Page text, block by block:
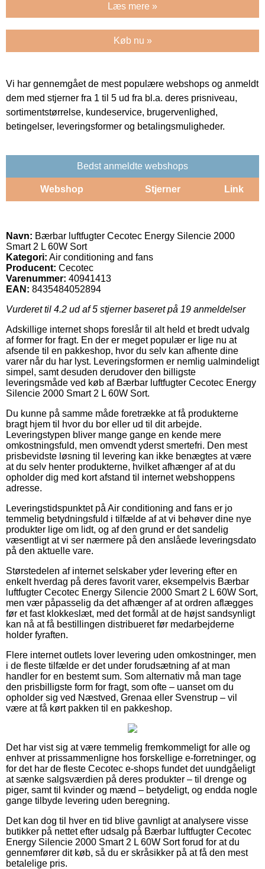
Læs mere »
Køb nu »
Vi har gennemgået de mest populære webshops og anmeldt
dem med stjerner fra 1 til 5 ud fra bl.a. deres prisniveau,
sortimentstørrelse, kundeservice, brugervenlighed,
betingelser, leveringsformer og betalingsmuligheder.
Bedst anmeldte webshops
Webshop Stjerner Link
Navn: Bærbar luftfugter Cecotec Energy Silencie 2000
Smart 2 L 60W Sort
Kategori: Air conditioning and fans
Producent: Cecotec
Varenummer: 40941413
EAN: 8435484052894
Vurderet til 4.2 ud af 5 stjerner baseret på 19 anmeldelser
Adskillige internet shops foreslår til alt held et bredt udvalg
af former for fragt. En der er meget populær er lige nu at
afsende til en pakkeshop, hvor du selv kan afhente dine
varer når du har lyst. Leveringsformen er nemlig ualmindeligt
simpel, samt desuden derudover den billigste
leveringsmåde ved køb af Bærbar luftfugter Cecotec Energy
Silencie 2000 Smart 2 L 60W Sort.
Du kunne på samme måde foretrække at få produkterne
bragt hjem til hvor du bor eller ud til dit arbejde.
Leveringstypen bliver mange gange en kende mere
omkostningsfuld, men omvendt yderst smertefri. Den mest
prisbevidste løsning til levering kan ikke benægtes at være
at du selv henter produkterne, hvilket afhænger af at du
opholder dig med kort afstand til internet webshoppens
adresse.
Leveringstidspunktet på Air conditioning and fans er jo
temmelig betydningsfuld i tilfælde af at vi behøver dine nye
produkter lige om lidt, og af den grund er det sandelig
væsentligt at vi ser nærmere på den anslåede leveringsdato
på den aktuelle vare.
Størstedelen af internet selskaber yder levering efter en
enkelt hverdag på deres favorit varer, eksempelvis Bærbar
luftfugter Cecotec Energy Silencie 2000 Smart 2 L 60W Sort,
men vær påpasselig da det afhænger af at ordren aflægges
før et fast klokkeslæt, med det formål at de højst sandsynligt
kan nå at få bestillingen distribueret før medarbejderne
holder fyraften.
Flere internet outlets lover levering uden omkostninger, men
i de fleste tilfælde er det under forudsætning af at man
handler for en bestemt sum. Som alternativ må man tage
den prisbilligste form for fragt, som ofte – uanset om du
opholder sig ved Næstved, Grenaa eller Svenstrup – vil
være at få kørt pakken til en pakkeshop.
Det har vist sig at være temmelig fremkommeligt for alle og
enhver at prissammenligne hos forskellige e-forretninger, og
for det har de fleste Cecotec e-shops fundet det uundgåeligt
at sænke salgsværdien på deres produkter – til drenge og
piger, samt til kvinder og mænd – betydeligt, og endda nogle
gange tilbyde levering uden beregning.
Det kan dog til hver en tid blive gavnligt at analysere visse
butikker på nettet efter udsalg på Bærbar luftfugter Cecotec
Energy Silencie 2000 Smart 2 L 60W Sort forud for at du
gennemfører dit køb, så du er skråsikker på at få den mest
betalelige pris.